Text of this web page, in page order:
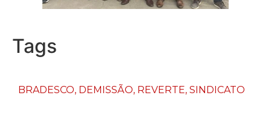
Tags
BRADESCO, DEMISSÃO, REVERTE, SINDICATO